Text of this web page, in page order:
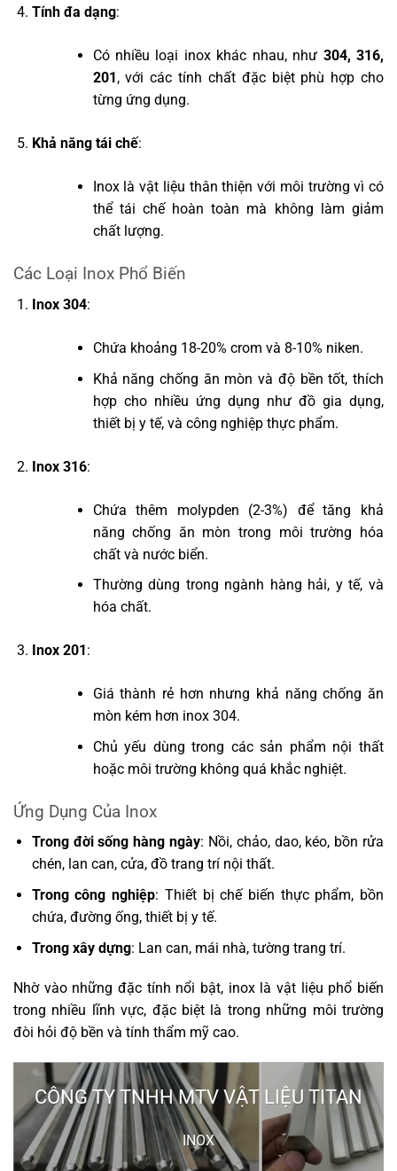
Tính đa dạng:
Có nhiều loại inox khác nhau, như 304, 316,
201 , với các tính chất đặc biệt phù hợp cho
từng ứng dụng.
Khả năng tái chế:
Inox là vật liệu thân thiện với môi trường vì có
thể tái chế hoàn toàn mà không làm giảm
chất lượng.
Các Loại Inox Phổ Biến
Inox 304:
Chứa khoảng 18-20% crom và 8-10% niken.
Khả năng chống ăn mòn và độ bền tốt, thích
hợp cho nhiều ứng dụng như đồ gia dụng,
thiết bị y tế, và công nghiệp thực phẩm.
Inox 316:
Chứa thêm molypden (2-3%) để tăng khả
năng chống ăn mòn trong môi trường hóa
chất và nước biển.
Thường dùng trong ngành hàng hải, y tế, và
hóa chất.
Inox 201 :
Giá thành rẻ hơn nhưng khả năng chống ăn
mòn kém hơn inox 304.
Chủ yếu dùng trong các sản phẩm nội thất
hoặc môi trường không quá khắc nghiệt.
Ứng Dụng Của Inox
Trong đời sống hàng ngày: Nồi, chảo, dao, kéo, bồn rửa
chén, lan can, cửa, đồ trang trí nội thất.
Trong công nghiệp: Thiết bị chế biến thực phẩm, bồn
chứa, đường ống, thiết bị y tế.
Trong xây dựng: Lan can, mái nhà, tường trang trí.
Nhờ vào những đặc tính nổi bật, inox là vật liệu phổ biến
trong nhiều lĩnh vực, đặc biệt là trong những môi trường
đòi hỏi độ bền và tính thẩm mỹ cao.
CÔNG TY TNHH MTV VẬT LIỆU TITAN
INOX